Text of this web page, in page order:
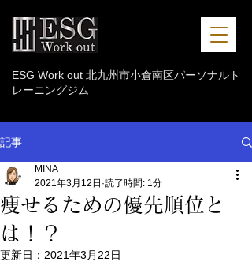
ESG Work out 北九州市小倉南区パーソナルト
レーニングジム
記事
痩せるための優先順位と
は！？
MINA
2021年3月12日 読了時間: 1分
更新日： 2021年3月22日